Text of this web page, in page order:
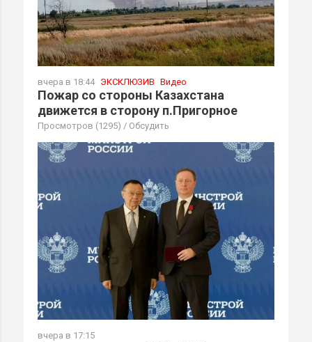
вчера в 18:44 ЭКСКЛЮЗИВ Видео
Пожар со стороны Казахстана
движется в сторону п.Пригорное
Просмотров (1295) / Обсудить
вчера в 17:15